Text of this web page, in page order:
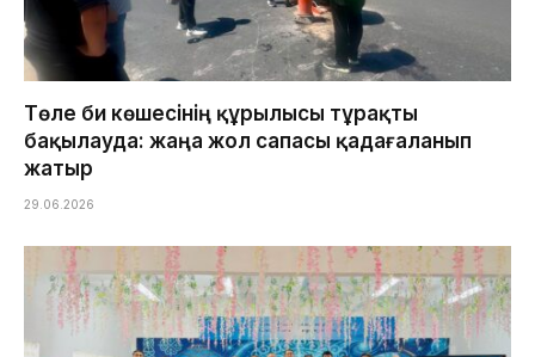
Төле би көшесінің құрылысы тұрақты
бақылауда: жаңа жол сапасы қадағаланып
жатыр
29.06.2026